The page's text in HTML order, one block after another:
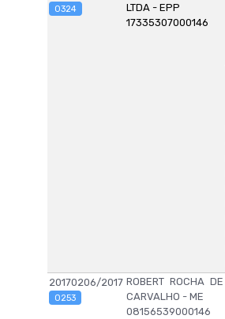
0324
LTDA - EPP
17335307000146
20170206/2017
0253
ROBERT ROCHA DE
CARVALHO - ME
08156539000146